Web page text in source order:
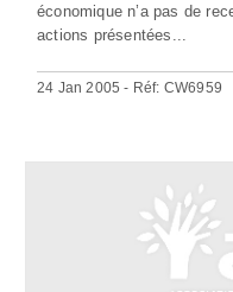
économique n’a pas de
actions présentées...
24 Jan 2005 - Réf: CW6959